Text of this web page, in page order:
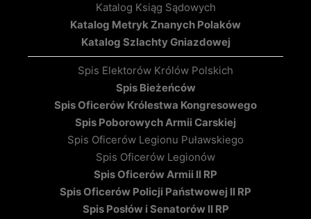
Katalog Ksiąg Sądowych
Katalog Metryk Znanych Polaków
Katalog Szlachty Gniazdowej
Spis Elektorów Królów Polskich
Spis Bieżeńców
Spis Oficerów Królestwa Kongresowego
Spis Poborowych Armii Carskiej
Spis Oficerów Legionu Puławskiego
Spis Oficerów Legionów
Spis Oficerów Armii II RP
Spis Oficerów Policji Państwowej II RP
Spis Posłów i Senatorów II RP